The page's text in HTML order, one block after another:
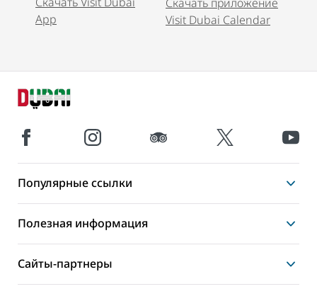
App
Visit Dubai Calendar
Популярные ссылки
Полезная информация
Сайты-партнеры